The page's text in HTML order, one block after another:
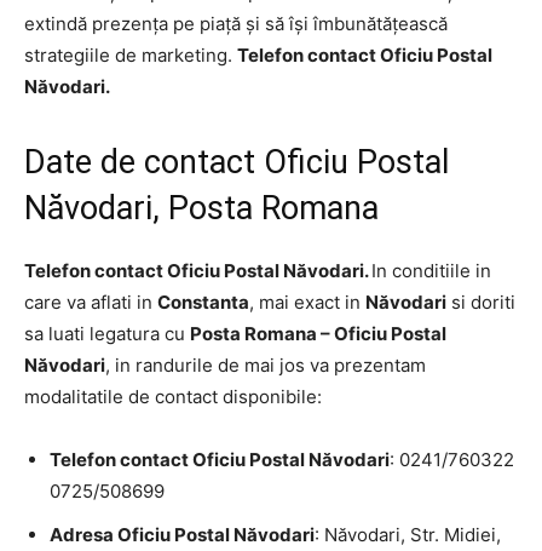
extindă prezența pe piață și să își îmbunătățească
strategiile de marketing. Telefon contact Oficiu Postal
Năvodari.
Date de contact Oficiu Postal
Năvodari, Posta Romana
Telefon contact Oficiu Postal Năvodari.In conditiile in
care va aflati in Constanta, mai exact in Năvodari si doriti
sa luati legatura cu Posta Romana – Oficiu Postal
Năvodari, in randurile de mai jos va prezentam
modalitatile de contact disponibile:
Telefon contact Oficiu Postal Năvodari: 0241/760322
0725/508699
Adresa Oficiu Postal Năvodari: Năvodari, Str. Midiei,